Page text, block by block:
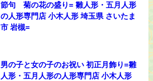
節句 菊の花の盛り= 雛人形・五月人形
の人形専門店 小木人形 埼玉県 さいたま
市 岩槻=
男の子と女の子のお祝い 初正月飾り=雛
人形・五月人形の人形専門店 小木人形